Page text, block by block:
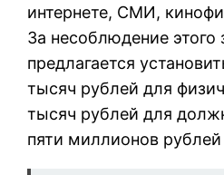
интернете, СМИ,
За несоблюдение этого
предлагается
тысяч рублей для
тысяч рублей для
пяти миллионов